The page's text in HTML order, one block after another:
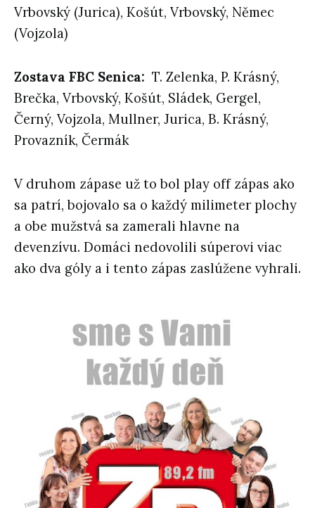
Vrbovský (Jurica), Košút, Vrbovský, Němec
(Vojzola)
Zostava FBC Senica: T. Zelenka, P. Krásný,
Brečka, Vrbovský, Košút, Sládek, Gergel,
Černý, Vojzola, Mullner, Jurica, B. Krásný,
Provazník, Čermák
V druhom zápase už to bol play off zápas ako
sa patrí, bojovalo sa o každý milimeter plochy
a obe mužstvá sa zamerali hlavne na
devenzívu. Domáci nedovolili súperovi viac
ako dva góly a i tento zápas zaslúžene vyhrali.